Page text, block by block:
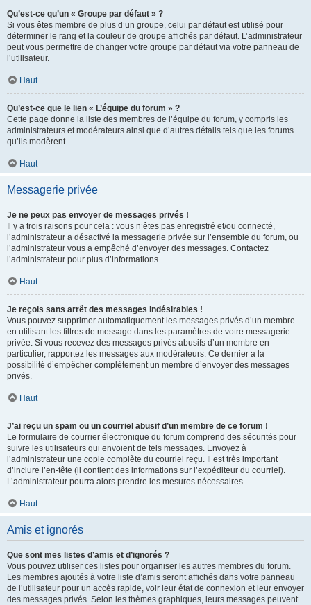
Qu’est-ce qu’un « Groupe par défaut » ?
Si vous êtes membre de plus d’un groupe, celui par défaut est utilisé pour
déterminer le rang et la couleur de groupe affichés par défaut. L’administrateur
peut vous permettre de changer votre groupe par défaut via votre panneau de
l’utilisateur.
Haut
Qu’est-ce que le lien « L’équipe du forum » ?
Cette page donne la liste des membres de l’équipe du forum, y compris les
administrateurs et modérateurs ainsi que d’autres détails tels que les forums
qu’ils modèrent.
Haut
Messagerie privée
Je ne peux pas envoyer de messages privés !
Il y a trois raisons pour cela : vous n’êtes pas enregistré et/ou connecté,
l’administrateur a désactivé la messagerie privée sur l’ensemble du forum, ou
l’administrateur vous a empêché d’envoyer des messages. Contactez
l’administrateur pour plus d’informations.
Haut
Je reçois sans arrêt des messages indésirables !
Vous pouvez supprimer automatiquement les messages privés d’un membre
en utilisant les filtres de message dans les paramètres de votre messagerie
privée. Si vous recevez des messages privés abusifs d’un membre en
particulier, rapportez les messages aux modérateurs. Ce dernier a la
possibilité d’empêcher complètement un membre d’envoyer des messages
privés.
Haut
J’ai reçu un spam ou un courriel abusif d’un membre de ce forum !
Le formulaire de courrier électronique du forum comprend des sécurités pour
suivre les utilisateurs qui envoient de tels messages. Envoyez à
l’administrateur une copie complète du courriel reçu. Il est très important
d’inclure l’en-tête (il contient des informations sur l’expéditeur du courriel).
L’administrateur pourra alors prendre les mesures nécessaires.
Haut
Amis et ignorés
Que sont mes listes d’amis et d’ignorés ?
Vous pouvez utiliser ces listes pour organiser les autres membres du forum.
Les membres ajoutés à votre liste d’amis seront affichés dans votre panneau
de l’utilisateur pour un accès rapide, voir leur état de connexion et leur envoyer
des messages privés. Selon les thèmes graphiques, leurs messages peuvent